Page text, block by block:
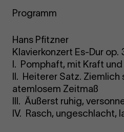
Programm
Hans Pfitzner
Klavierkonzert Es-Dur op.
I. Pomphaft, mit Kraft
II. Heiterer Satz. Ziemlich
atemlosem Zeitmaß
III. Äußerst ruhig,
IV. Rasch, ungeschlacht,